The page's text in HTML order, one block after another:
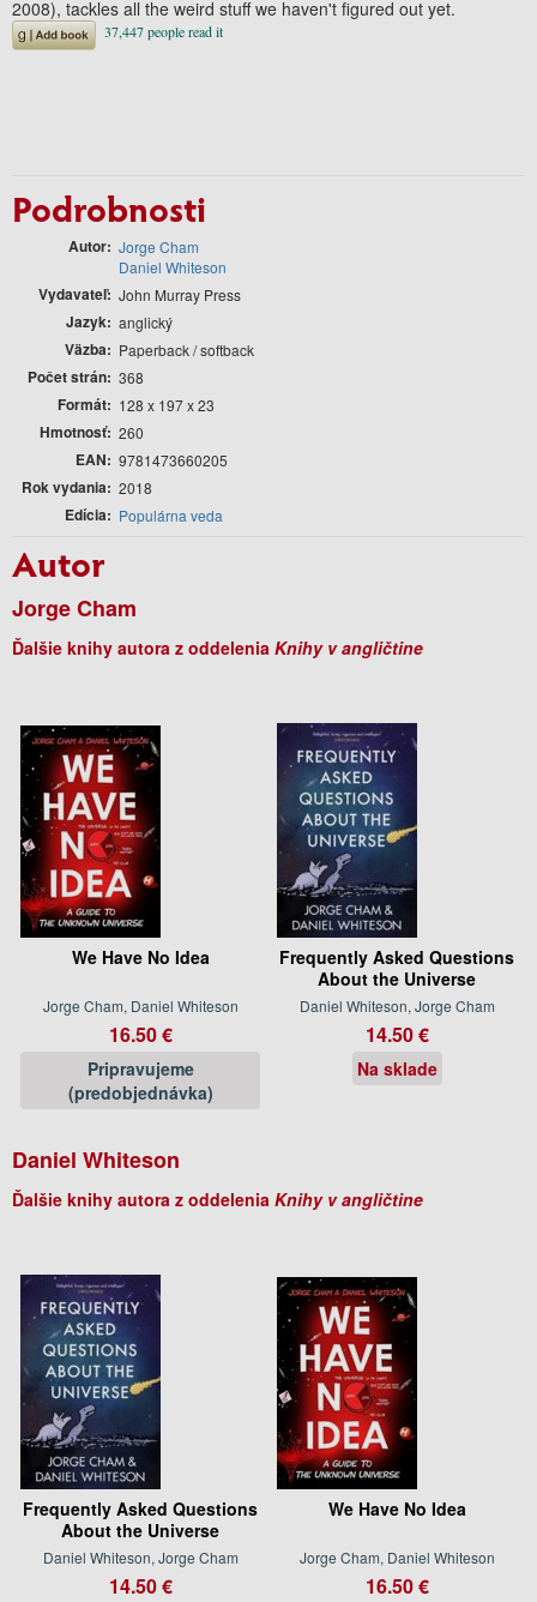
2008), tackles all the weird stuff we haven't figured out yet.
Podrobnosti
Autor Jorge Cham
Daniel Whiteson
Vydavateľ John Murray Press
Jazyk anglický
Väzba Paperback / softback
Počet strán 368
Formát 128 x 197 x 23
Hmotnosť 260
EAN 9781473660205
Rok vydania 2018
Edícia Populárna veda
Autor
Jorge Cham
Ďalšie knihy autora z oddelenia Knihy v angličtine
We Have No Idea
Jorge Cham, Daniel Whiteson
16.50 €
Pripravujeme
(predobjednávka)
Frequently Asked Questions
About the Universe
Daniel Whiteson, Jorge Cham
14.50 €
Na sklade
Daniel Whiteson
Ďalšie knihy autora z oddelenia Knihy v angličtine
Frequently Asked Questions
About the Universe
Daniel Whiteson, Jorge Cham
14.50 €
We Have No Idea
Jorge Cham, Daniel Whiteson
16.50 €